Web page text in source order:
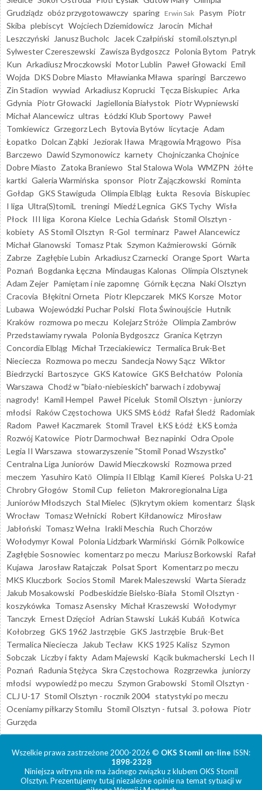
Grudziądz obóz przygotowawczy sparing Erwin Sak Pasym Piotr
Skiba plebiscyt Wojciech Dziemidowicz Jarocin Michał
Leszczyński
Janusz Bucholc Jacek Czałpiński stomil.olsztyn.pl
Sylwester Czereszewski Zawisza Bydgoszcz Polonia Bytom Patryk
Kun Arkadiusz Mroczkowski Motor Lublin Paweł Głowacki Emil
Wojda DKS Dobre Miasto Mławianka Mława sparingi Barczewo
Zin Stadion wywiad Arkadiusz Koprucki Tęcza Biskupiec Arka
Gdynia Piotr Głowacki Jagiellonia Białystok Piotr Wypniewski
Michał Alancewicz ultras Łódzki Klub Sportowy Paweł
Tomkiewicz Grzegorz Lech Bytovia Bytów licytacje Adam
Łopatko Dolcan Ząbki Jeziorak Iława Mrągowia Mrągowo Pisa
Barczewo Dawid Szymonowicz karnety Chojniczanka Chojnice
Dobre Miasto Zatoka Braniewo Stal Stalowa Wola WMZPN żółte
kartki Galeria Warmińska sponsor Piotr Zajączkowski Rominta
Gołdap GKS Stawiguda Olimpia Elbląg Łukta Resovia Biskupiec
I liga Ultra(S)tomiL treningi Miedź Legnica GKS Tychy Wisła
Płock III liga Korona Kielce Lechia Gdańsk Stomil Olsztyn -
kobiety AS Stomil Olsztyn R-Gol terminarz Paweł Alancewicz
Michał Glanowski Tomasz Ptak Szymon Kaźmierowski Górnik
Zabrze Zagłębie Lubin Arkadiusz Czarnecki Orange Sport Warta
Poznań Bogdanka Łęczna Mindaugas Kalonas Olimpia Olsztynek
Adam Zejer Pamiętam i nie zapomnę Górnik Łęczna Naki Olsztyn
Cracovia Błękitni Orneta Piotr Klepczarek MKS Korsze Motor
Lubawa Wojewódzki Puchar Polski Flota Świnoujście Hutnik
Kraków rozmowa po meczu Kolejarz Stróże Olimpia Zambrów
Przedstawiamy rywala Polonia Bydgoszcz Granica Kętrzyn
Concordia Elbląg Michał Trzeciakiewicz Termalica Bruk-Bet
Nieciecza Rozmowa po meczu Sandecja Nowy Sącz Wiktor
Biedrzycki Bartoszyce GKS Katowice GKS Bełchatów Polonia
Warszawa Chodź w "biało-niebieskich" barwach i zdobywaj
nagrody!
Kamil Hempel Paweł Piceluk Stomil Olsztyn - juniorzy
młodsi Raków Częstochowa UKS SMS Łódź Rafał Śledź Radomiak
Radom Paweł Kaczmarek Stomil Travel ŁKS Łódź ŁKS Łomża
Rozwój Katowice Piotr Darmochwał Bez napinki Odra Opole
Legia II Warszawa stowarzyszenie "Stomil Ponad Wszystko"
Centralna Liga Juniorów Dawid Mieczkowski Rozmowa przed
meczem Yasuhiro Katō Olimpia II Elbląg Kamil Kiereś Polska U-21
Chrobry Głogów Stomil Cup felieton Makroregionalna Liga
Juniorów Młodszych Stal Mielec (S)krytym okiem komentarz Śląsk
Wrocław Tomasz Wełnicki Robert Kiłdanowicz Mirosław
Jabłoński Tomasz Wełna Irakli Meschia Ruch Chorzów
Wołodymyr Kowal Polonia Lidzbark Warmiński Górnik Polkowice
Zagłębie Sosnowiec komentarz po meczu Mariusz Borkowski Rafał
Kujawa
Jarosław Ratajczak Polsat Sport Komentarz po meczu
MKS Kluczbork Socios Stomil Marek Maleszewski Warta Sieradz
Jakub Mosakowski Podbeskidzie Bielsko-Biała Stomil Olsztyn -
koszykówka Tomasz Asensky Michał Kraszewski Wołodymyr
Tanczyk Ernest Dzięcioł Adrian Stawski Lukáš Kubáň Kotwica
Kołobrzeg GKS 1962 Jastrzębie GKS Jastrzębie Bruk-Bet
Termalica Nieciecza
Jakub Tecław KKS 1925 Kalisz Szymon
Sobczak Liczby i fakty Adam Majewski Kącik bukmacherski Lech II
Poznań Radunia Stężyca Skra Częstochowa Rozgrzewka juniorzy
młodsi wypowiedź po meczu Szymon Grabowski Stomil Olsztyn -
CLJ U-17 Stomil Olsztyn - rocznik 2004 statystyki po meczu
Oceniamy piłkarzy Stomilu Stomil Olsztyn - futsal 3. połowa Piotr
Gurzęda
Wszelkie prawa zastrzeżone 2000-2026 © OKS Stomil on-line ISSN:
1898-2328
Niniejsza witryna nie ma żadnego związku z klubem OKS Stomil
Olsztyn. Prezentujemy tutaj niezależne opinie na temat sytuacji w